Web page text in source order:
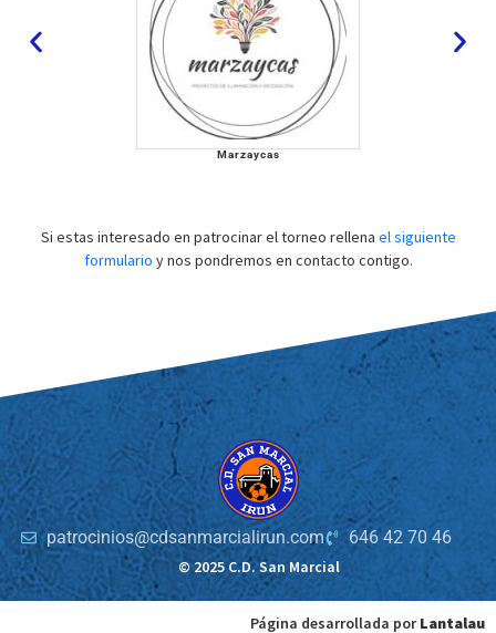
Marzaycas
Si estas interesado en patrocinar el torneo rellena el siguiente
formulario y nos pondremos en contacto contigo.
patrocinios@cdsanmarcialirun.com
646 42 70 46
© 2025 C.D. San Marcial
Página desarrollada porLantalau